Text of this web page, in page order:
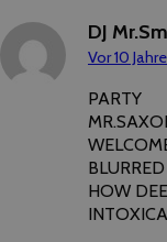
DJ
Vor 10
PARTY
HOW